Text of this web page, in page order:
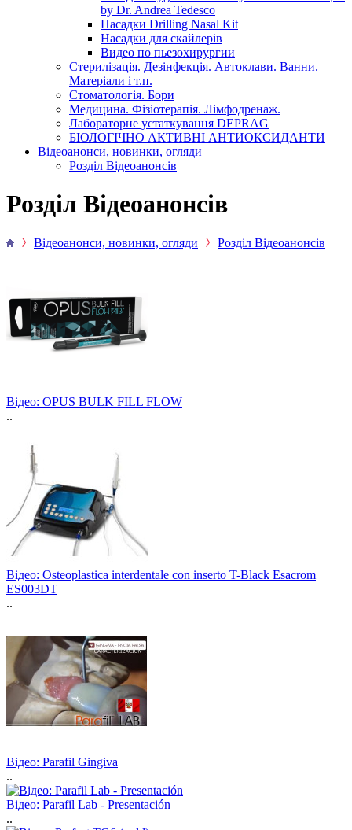
by Dr. Andrea Tedesco
Насадки Drilling Nasal Kit
Насадки для скайлерів
Видео по пьезохирургии
Стерилізація. Дезінфекція. Автоклави. Ванни.
Матеріали і т.п.
Стоматологія. Бори
Медицина. Фізіотерапія. Лімфодренаж.
Лабораторне устаткування DEPRAG
БІОЛОГІЧНО АКТИВНІ АНТИОКСИДАНТИ
Відеоанонси, новинки, огляди
Розділ Відеоанонсів
Розділ Відеоанонсів
Відеоанонси, новинки, огляди Розділ Відеоанонсів
Відео: OPUS BULK FILL FLOW
..
Відео: Osteoplastica interdentale con inserto T-Black Esacrom
ES003DT
..
Відео: Parafil Gingiva
..
Відео: Parafil Lab - Presentación
..